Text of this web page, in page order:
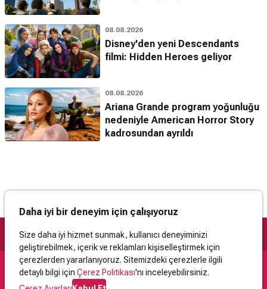
08.08.2026
Disney'den yeni Descendants
filmi: Hidden Heroes geliyor
08.08.2026
Ariana Grande program yoğunluğu
nedeniyle American Horror Story
kadrosundan ayrıldı
Daha iyi bir deneyim için çalışıyoruz
Size daha iyi hizmet sunmak, kullanıcı deneyiminizi
geliştirebilmek, içerik ve reklamları kişiselleştirmek için
çerezlerden yararlanıyoruz. Sitemizdeki çerezlerle ilgili
detaylı bilgi için Çerez Politikası'nı inceleyebilirsiniz.
Destek